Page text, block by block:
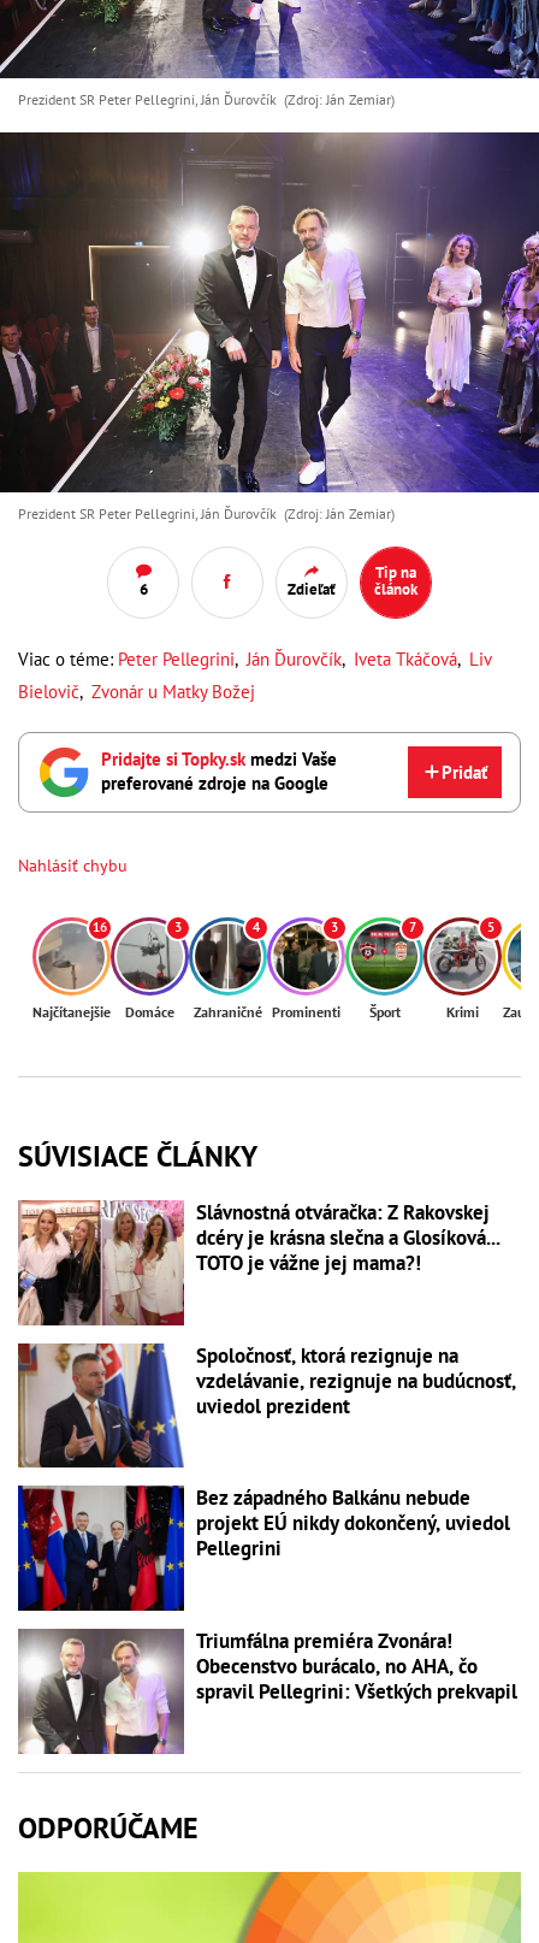
Prezident SR Peter Pellegrini, Ján Ďurovčík (Zdroj: Ján Zemiar)
Prezident SR Peter Pellegrini, Ján Ďurovčík (Zdroj: Ján Zemiar)
6 Zdieľať
Tip na
článok
Viac o téme: Peter Pellegrini, Ján Ďurovčík, Iveta Tkáčová, Liv
Bielovič, Zvonár u Matky Božej
Pridajte si Topky.skmedzi Vaše
preferované zdroje na Google
Pridať
Nahlásiť chybu
16
Najčítanejšie
3
Domáce
4
Zahraničné
3
Prominenti
7
Šport
5
Krimi
SÚVISIACE ČLÁNKY
Slávnostná otváračka: Z Rakovskej
dcéry je krásna slečna a Glosíková...
TOTO je vážne jej mama?!
Spoločnosť, ktorá rezignuje na
vzdelávanie, rezignuje na budúcnosť,
uviedol prezident
Bez západného Balkánu nebude
projekt EÚ nikdy dokončený, uviedol
Pellegrini
Triumfálna premiéra Zvonára!
Obecenstvo burácalo, no AHA, čo
spravil Pellegrini: Všetkých prekvapil
ODPORÚČAME